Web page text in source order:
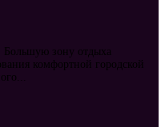
Большую зону отдыха
комфортной городской